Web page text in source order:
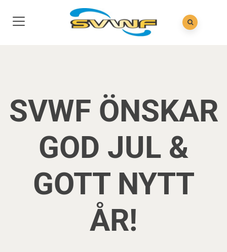
SVWF ÖNSKAR
GOD JUL &
GOTT NYTT
ÅR!